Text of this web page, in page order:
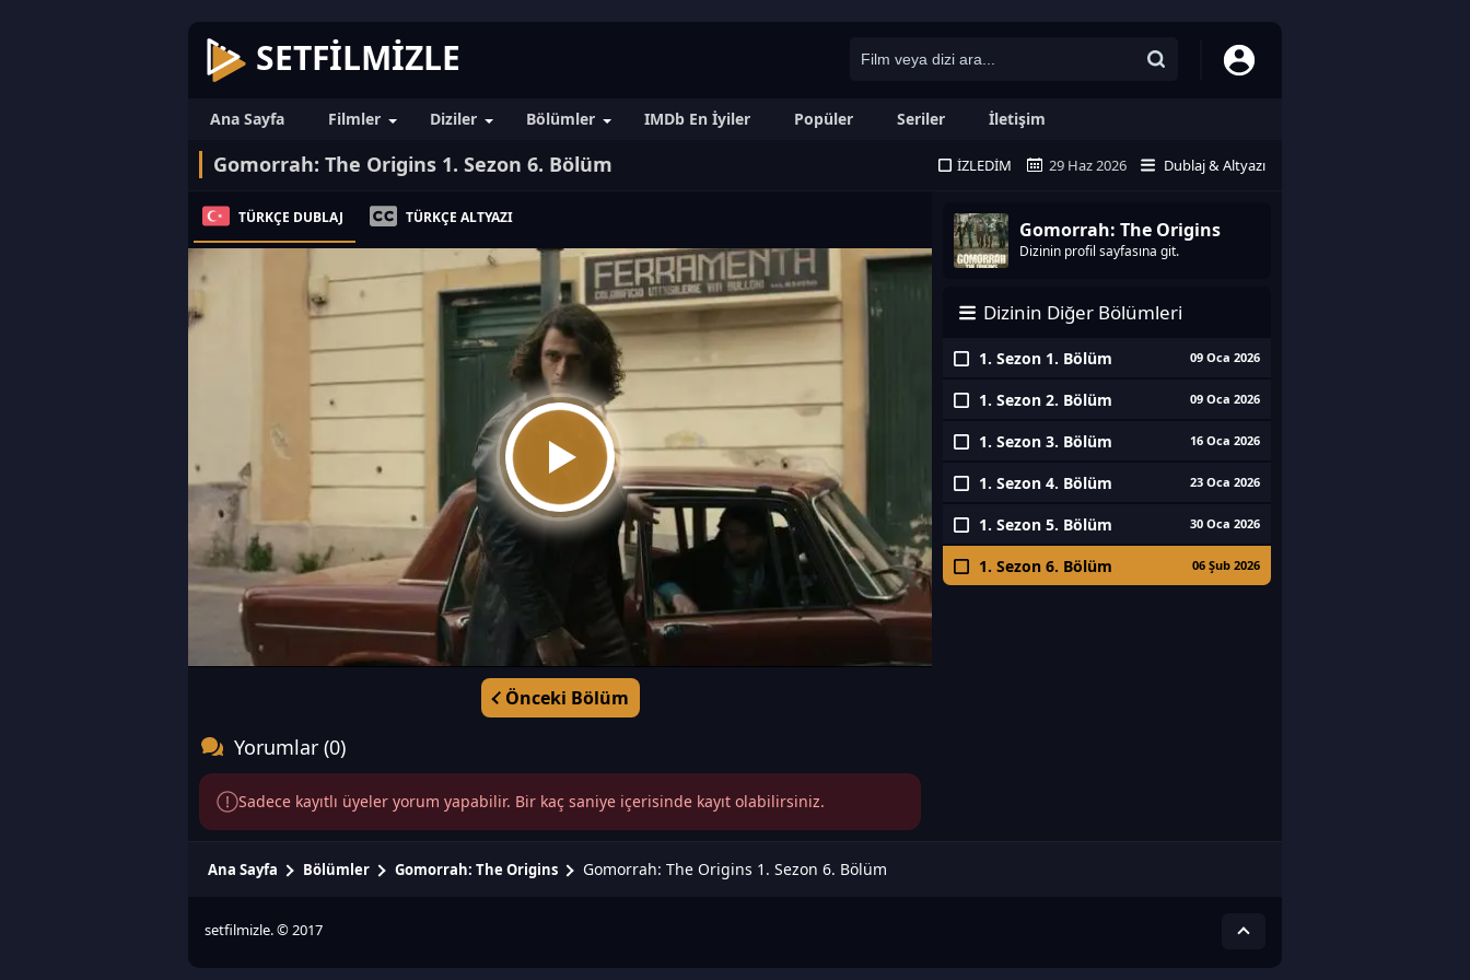
SETFILMIZLE
Ana Sayfa Filmler Diziler Bölümler IMDb En İyiler Popüler Seriler İletişim
Gomorrah: The Origins 1. Sezon 6. Bölüm İZLEDIM 29 Haz 2026 Dublaj & Altyazı
TÜRKÇE DUBLAJ TÜRKÇE ALTYAZI
Önceki Bölüm
Gomorrah: The Origins
Dizinin profil sayfasına git.
Dizinin Diğer Bölümleri
1. Sezon 1. Bölüm 09 Oca 2026
1. Sezon 2. Bölüm 09 Oca 2026
1. Sezon 3. Bölüm 16 Oca 2026
1. Sezon 4. Bölüm 23 Oca 2026
1. Sezon 5. Bölüm 30 Oca 2026
1. Sezon 6. Bölüm 06 Şub 2026
Yorumlar (0)
Sadece kayıtlı üyeler yorum yapabilir. Bir kaç saniye içerisinde kayıt olabilirsiniz.
Ana Sayfa Bölümler Gomorrah: The Origins Gomorrah: The Origins 1. Sezon 6. Bölüm
setfilmizle. © 2017